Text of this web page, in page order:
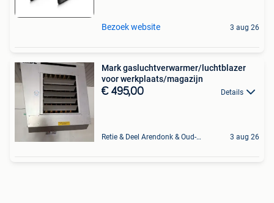
Bezoek website 3 aug 26
Mark gasluchtverwarmer/luchtblazer
voor werkplaats/magazijn
€ 495,00 Details
Retie & Deel Arendonk & Oud-Turnhout 3 aug 26